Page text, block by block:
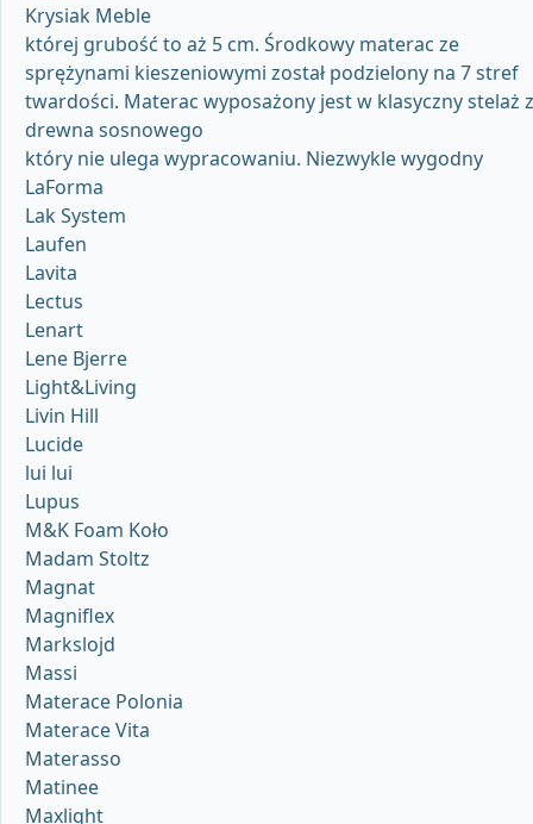
Krysiak Meble
której grubość to aż 5 cm. Środkowy materac ze
sprężynami kieszeniowymi został podzielony na 7 stref
twardości. Materac wyposażony jest w klasyczny stelaż z
drewna sosnowego
który nie ulega wypracowaniu. Niezwykle wygodny
LaForma
Lak System
Laufen
Lavita
Lectus
Lenart
Lene Bjerre
Light&Living
Livin Hill
Lucide
lui lui
Lupus
M&K Foam Koło
Madam Stoltz
Magnat
Magniflex
Markslojd
Massi
Materace Polonia
Materace Vita
Materasso
Matinee
Maxlight